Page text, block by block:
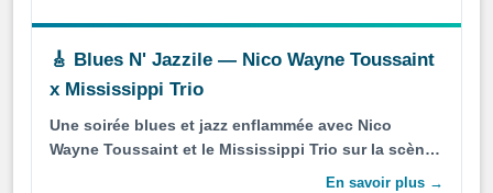
🎸 Blues N' Jazzile — Nico Wayne Toussaint
x Mississippi Trio
Une soirée blues et jazz enflammée avec Nico
Wayne Toussaint et le Mississippi Trio sur la scène
En savoir plus →